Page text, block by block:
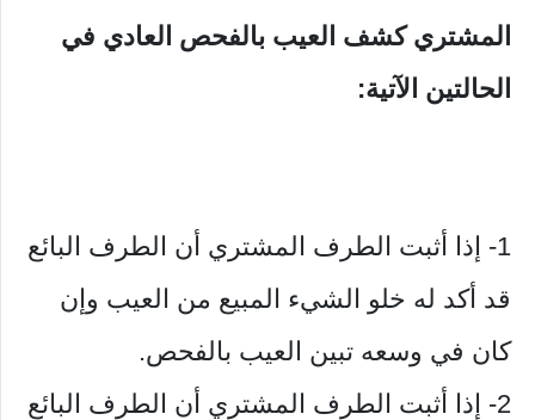
المشتري كشف العيب بالفحص العادي في
الحالتين الآتية:
1- إذا أثبت الطرف المشتري أن الطرف البائع
قد أكد له خلو الشيء المبيع من العيب وإن
كان في وسعه تبين العيب بالفحص.
2- إذا أثبت الطرف المشتري أن الطرف البائع